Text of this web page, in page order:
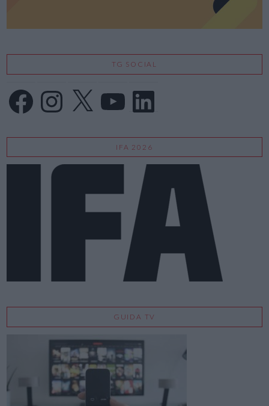
TG SOCIAL
FacebookInstagram
X LinkedIn
IFA 2026
GUIDA TV